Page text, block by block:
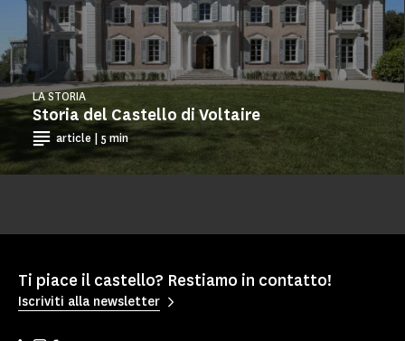
Storia del Castello di Voltaire
LA STORIA
article | 5 min
Ti piace il castello? Restiamo in contatto!
Iscriviti alla newsletter